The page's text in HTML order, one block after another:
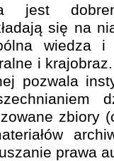
jest
się na
wiedza i
i
pozwala
zbiory
prawa